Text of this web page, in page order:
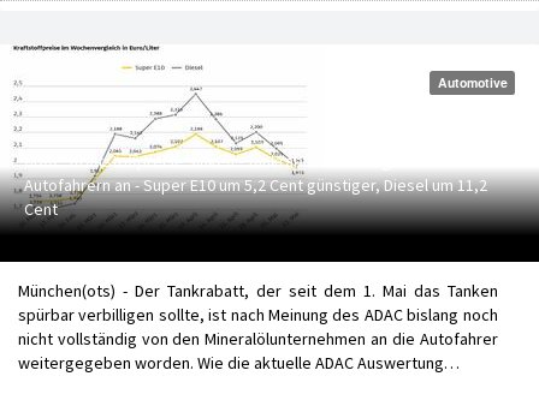
Automotive
ADAC: Kraftstoffpreise sinken - Tankrabatt kommt großteils bei
Autofahrern an - Super E10 um 5,2 Cent günstiger, Diesel um 11,2
Cent
München(ots) - Der Tankrabatt, der seit dem 1. Mai das Tanken
spürbar verbilligen sollte, ist nach Meinung des ADAC bislang noch
nicht vollständig von den Mineralölunternehmen an die Autofahrer
weitergegeben worden. Wie die aktuelle ADAC Auswertung…